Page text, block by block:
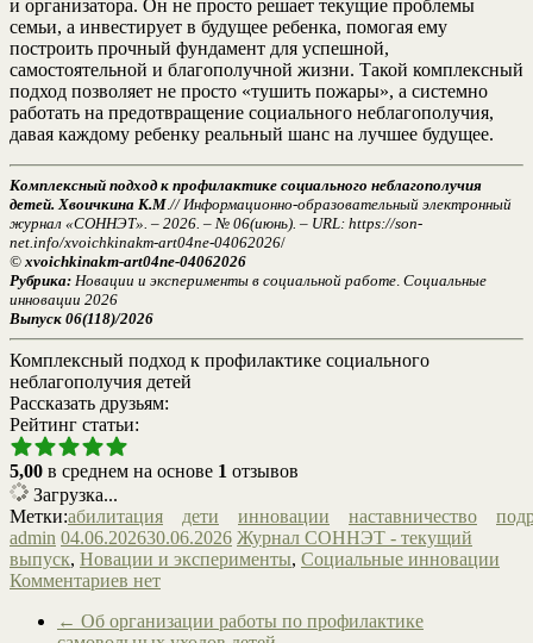
и организатора. Он не просто решает текущие проблемы
семьи, а инвестирует в будущее ребенка, помогая ему
построить прочный фундамент для успешной,
самостоятельной и благополучной жизни. Такой комплексный
подход позволяет не просто «тушить пожары», а системно
работать на предотвращение социального неблагополучия,
давая каждому ребенку реальный шанс на лучшее будущее.
Комплексный подход к профилактике социального неблагополучия
детей. Хвоичкина К.М // Информационно-образовательный электронный
журнал «СОННЭТ». – 2026. – № 06(июнь). – URL: https://son-
net.info/xvoichkinakm-art04ne-04062026/
© xvoichkinakm-art04ne-04062026
Рубрика: Новации и эксперименты в социальной работе Социальные
инновации 2026
Выпуск 06(118)/2026
Комплексный подход к профилактике социального
неблагополучия детей
Рассказать друзьям:
Рейтинг статьи:
5,00 в среднем на основе 1 отзывов
Загрузка...
Метки:абилитация дети инновации наставничество
admin 04.06.202630.06.2026 Журнал СОННЭТ - текущий
выпуск, Новации и эксперименты, Социальные инновации
Комментариев нет
← Об организации работы по профилактике